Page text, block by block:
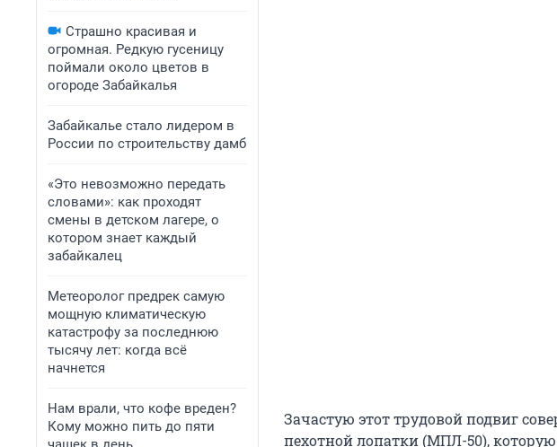
Страшно красивая и
огромная. Редкую гусеницу
поймали около цветов в
огороде Забайкалья
Забайкалье стало лидером в
России по строительству дамб
«Это невозможно передать
словами»: как проходят
смены в детском лагере, о
котором знает каждый
забайкалец
Метеоролог предрек самую
мощную климатическую
катастрофу за последнюю
тысячу лет: когда всё
начнется
Нам врали, что кофе вреден?
Кому можно пить до пяти
Зачастую этот трудовой подвиг
пехотной лопатки (МПЛ-50),